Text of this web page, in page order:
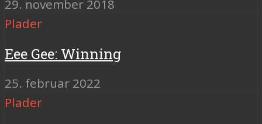
29. november 2018
Plader
Eee Gee: Winning
25. februar 2022
Plader